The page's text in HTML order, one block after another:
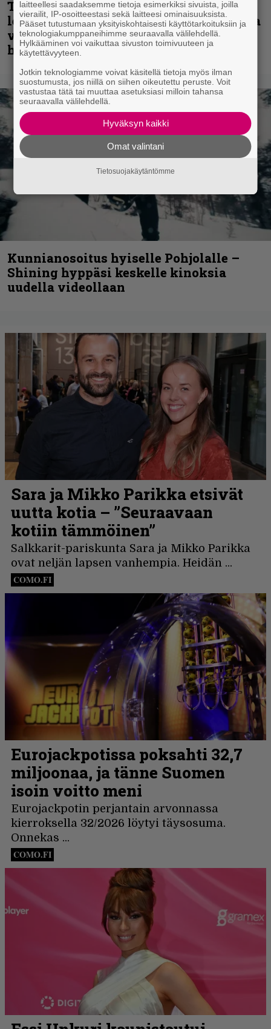
Thrash ’n’ roll -yhtye Madred ryydittää
levyjulkaisua keikkareissulla kuvatulla
videolla – ”Oltiin pakussa kusihädässä
helvetin väsyneenä…”
Kunnianosoitus hyiselle Pohjolalle –
Shining hyppäsi keskelle kinoksia
uudella videollaan
laitteellesi saadaksemme tietoja esimerkiksi sivuista, joilla
vierailit, IP-osoitteestasi sekä laitteesi ominaisuuksista.
Pääset tutustumaan yksityiskohtaisesti käyttötarkoituksiin ja
teknologiakumppaneihimme seuraavalla välilehdellä.
Hylkääminen voi vaikuttaa sivuston toimivuuteen ja
käytettävyyteen.
Jotkin teknologiamme voivat käsitellä tietoja myös ilman
suostumusta, jos niillä on siihen oikeutettu peruste. Voit
vastustaa tätä tai muuttaa asetuksiasi milloin tahansa
seuraavalla välilehdellä.
Hyväksyn kaikki
Omat valintani
Tietosuojakäytäntömme